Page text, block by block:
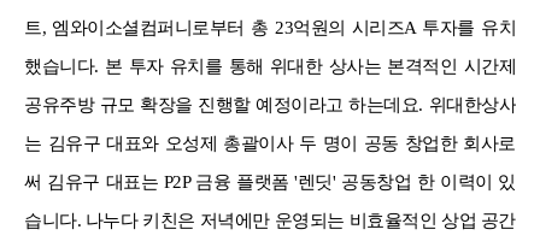
트, 엠와이소셜컴퍼니로부터 총 23억원의 시리즈A 투자를 유치
했습니다. 본 투자 유치를 통해 위대한 상사는 본격적인 시간제
공유주방 규모 확장을 진행할 예정이라고 하는데요. 위대한상사
는 김유구 대표와 오성제 총괄이사 두 명이 공동 창업한 회사로
써 김유구 대표는 P2P 금융 플랫폼 '렌딧' 공동창업 한 이력이 있
습니다. 나누다 키친은 저녁에만 운영되는 비효율적인 상업 공간